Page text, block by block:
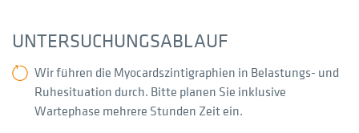
UNTERSUCHUNGSABLAUF
Wir führen die Myocardszintigraphien in Belastungs- und
Ruhesituation durch. Bitte planen Sie inklusive
Wartephase mehrere Stunden Zeit ein.